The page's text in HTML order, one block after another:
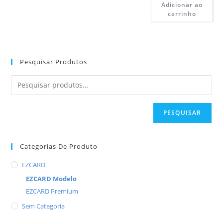
5.00de 5
Adicionar ao
carrinho
Pesquisar Produtos
PESQUISAR
Categorias De Produto
EZCARD
EZCARD Modelo
EZCARD Premium
Sem Categoria